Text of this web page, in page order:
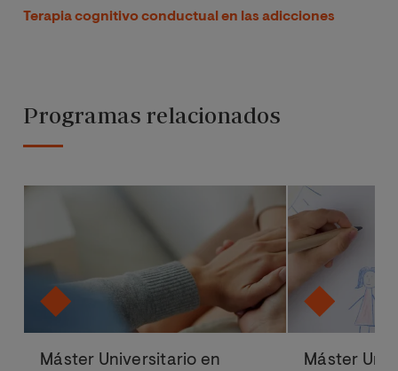
Terapia cognitivo conductual en las adicciones
Programas relacionados
Máster Universitario en
Máster